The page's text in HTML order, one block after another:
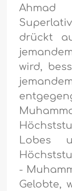
drückt
wird,
Lobes
-
Gelobte,